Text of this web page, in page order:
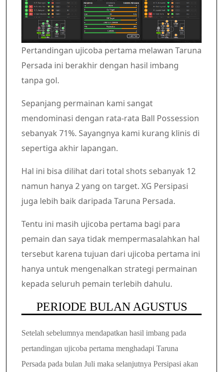
Pertandingan ujicoba pertama melawan Taruna
Persada ini berakhir dengan hasil imbang
tanpa gol.
Sepanjang permainan kami sangat
mendominasi dengan rata-rata Ball Possession
sebanyak 71%. Sayangnya kami kurang klinis di
sepertiga akhir lapangan.
Hal ini bisa dilihat dari total shots sebanyak 12
namun hanya 2 yang on target. XG Persipasi
juga lebih baik daripada Taruna Persada.
Tentu ini masih ujicoba pertama bagi para
pemain dan saya tidak mempermasalahkan hal
tersebut karena tujuan dari ujicoba pertama ini
hanya untuk mengenalkan strategi permainan
kepada seluruh pemain terlebih dahulu.
PERIODE BULAN AGUSTUS
Setelah sebelumnya mendapatkan hasil imbang pada
pertandingan ujicoba pertama menghadapi Taruna
Persada pada bulan Juli maka selanjutnya Persipasi akan